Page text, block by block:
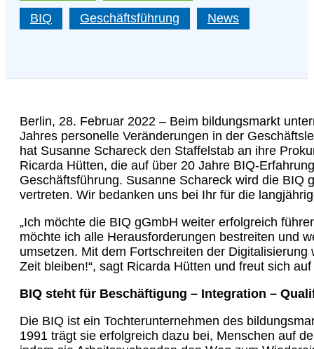
BIQ Geschäftsführung News
Berlin, 28. Februar 2022 – Beim bildungsmarkt
Jahres personelle Veränderungen in der
hat Susanne Schareck den Staffelstab an ihre
Ricarda Hütten, die auf über 20 Jahre BIQ-
Geschäftsführung. Susanne Schareck wird die BIQ
vertreten. Wir bedanken uns bei Ihr für die
„Ich möchte die BIQ gGmbH weiter erfolgreich
möchte ich alle Herausforderungen bestreiten und
umsetzen. Mit dem Fortschreiten der
Zeit bleiben!“, sagt Ricarda Hütten und freut sich
BIQ steht für Beschäftigung – Integration –
Die BIQ ist ein Tochterunternehmen des
1991 trägt sie erfolgreich dazu bei, Menschen auf